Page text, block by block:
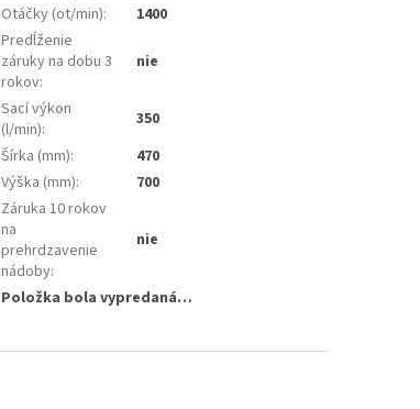
Otáčky (ot/min):
1400
Predĺženie
záruky na dobu 3
rokov:
nie
Sací výkon
(l/min):
350
Šírka (mm):
470
Výška (mm):
700
Záruka 10 rokov
na
prehrdzavenie
nádoby:
nie
Položka bola vypredaná…